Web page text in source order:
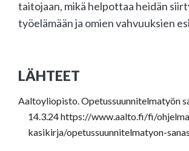
taitojaan, mikä helpottaa heidän
työelämään ja omien vahvuuksien
LÄHTEET
Aaltoyliopisto. Opetussuunnitelmatyön
14.3.24 https://www.aalto.fi/fi/
kasikirja/opetussuunnitelmatyon-